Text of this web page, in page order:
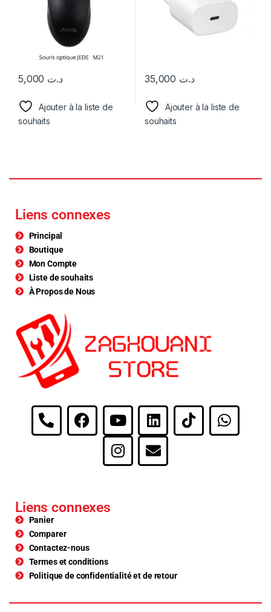
د.ت
Ajouter à la liste de
souhaits
د.ت
Ajouter à la liste de
souhaits
Liens connexes
Principal
Boutique
Mon Compte
Liste de souhaits
À Propos de Nous
Liens connexes
Panier
Comparer
Contactez-nous
Termes et conditions
Politique de confidentialité et de retour